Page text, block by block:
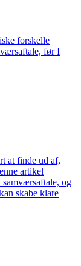
forskelle
før I
at finde ud af,
artikel
og
skabe klare